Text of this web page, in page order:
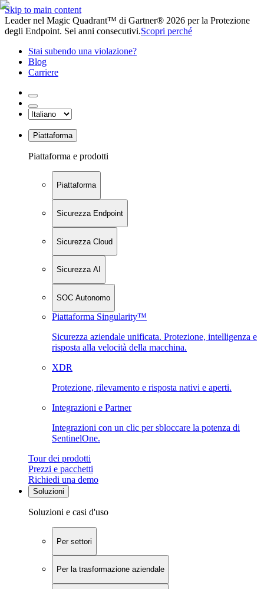
Skip to main content
Leader nel Magic Quadrant™ di Gartner® 2026 per la Protezione
degli Endpoint. Sei anni consecutivi.Scopri perché
Stai subendo una violazione?
Blog
Carriere
Piattaforma
Piattaforma e prodotti
Piattaforma
Sicurezza Endpoint
Sicurezza Cloud
Sicurezza AI
SOC Autonomo
Piattaforma Singularity™
Sicurezza aziendale unificata. Protezione, intelligenza e
risposta alla velocità della macchina.
XDR
Protezione, rilevamento e risposta nativi e aperti.
Integrazioni e Partner
Integrazioni con un clic per sbloccare la potenza di
SentinelOne.
Tour dei prodotti
Prezzi e pacchetti
Richiedi una demo
Soluzioni
Soluzioni e casi d'uso
Per settori
Per la trasformazione aziendale